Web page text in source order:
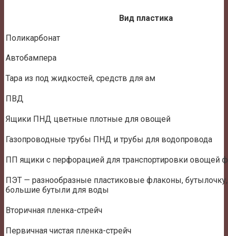
Вид пластика
Поликарбонат
Автобампера
Тара из под жидкостей, средств для ам
ПВД
Ящики ПНД цветные плотные для овощей
Газопроводные трубы ПНД и трубы для водопровода
ПП ящики с перфорацией для транспортировки овощей
ПЭТ — разнообразные пластиковые флаконы, бутылочку,
большие бутыли для воды
Вторичная пленка-стрейч
Первичная чистая пленка-стрейч